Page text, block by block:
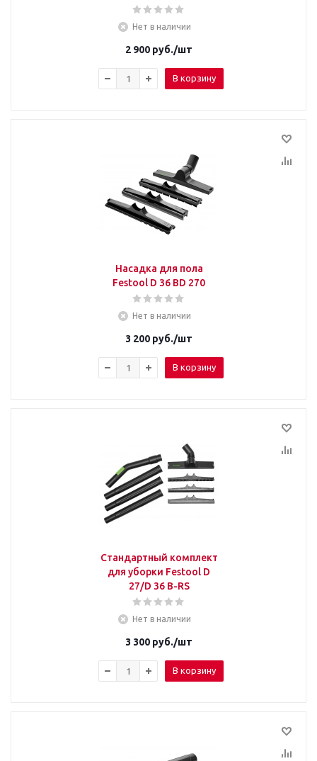
Нет в наличии
2 900 руб./шт
В корзину
Насадка для пола
Festool D 36 BD 270
Нет в наличии
3 200 руб./шт
В корзину
Стандартный комплект
для уборки Festool D
27/D 36 B-RS
Нет в наличии
3 300 руб./шт
В корзину